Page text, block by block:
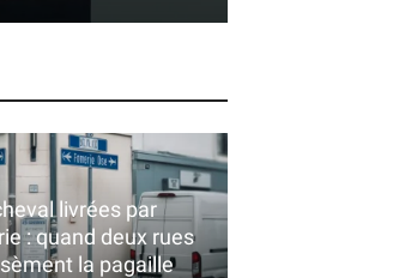
livrées par
: quand deux rues
la pagaille